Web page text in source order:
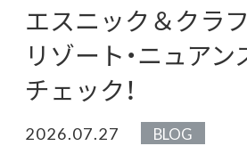
エスニック＆クラ
リゾート・ニュア
チェック！
2026.07.27 BLOG